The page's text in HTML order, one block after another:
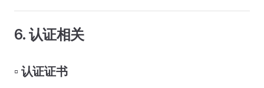
6. 认证相关
▫️ 认证证书